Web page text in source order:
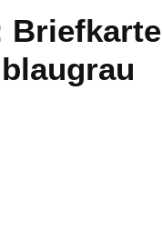
Briefkarte